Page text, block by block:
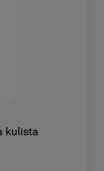
kulista